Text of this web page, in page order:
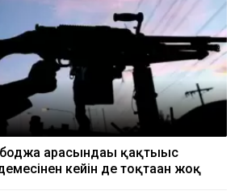
арасындағы қақтығыс
кейін де тоқтаған жоқ